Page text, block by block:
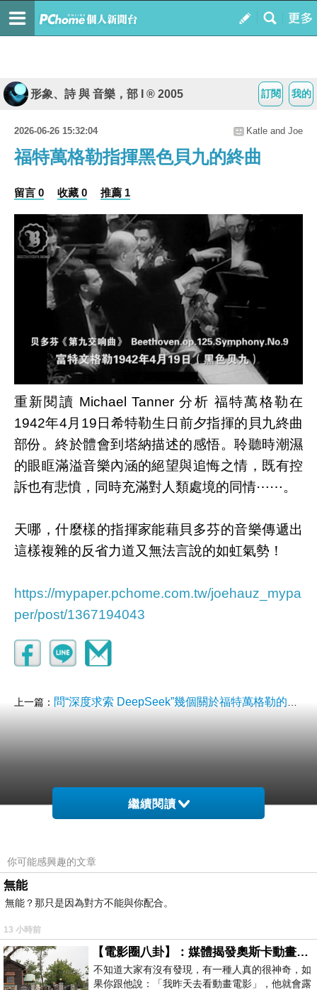
我的
訂閱
形象、詩 與 音樂，部 I ® 2005
2026-06-26 15:32:04 Katle and Joe
福特萬格勒指揮黑色貝九的終曲
留言 0 收藏 0 推薦 1
重新閱讀 Michael Tanner 分析 福特萬格勒在
1942年4月19日希特勒生日前夕指揮的貝九終曲
部份。終於體會到塔納描述的感悟。聆聽時潮濕
的眼眶滿溢音樂內涵的絕望與追悔之情， 既有控
訴也有悲憤， 同時充滿對人類處境的同情⋯⋯。
天哪，什麼樣的指揮家能藉貝多芬的音樂傳遞出
這樣複雜的反省力道又無法言說的如虹氣勢！
https://mypaper.pchome.com.tw/joehauz_mypa
per/post/1367194043
上一篇： 問“深度求索 DeepSeek”幾個關於福特萬格勒的問題
繼續閱讀
你可能感興趣的文章
無能
無能？那只是因為對方不能與你配合。
13 小時前
【電影圈八卦】：媒體揭發奧斯卡動畫項目投票醜聞！好萊塢為什麼看不起動畫電影？
不知道大家有沒有發現，有一種人真的很神奇，如
果你跟他說：「我昨天去看動畫電影」，他就會露